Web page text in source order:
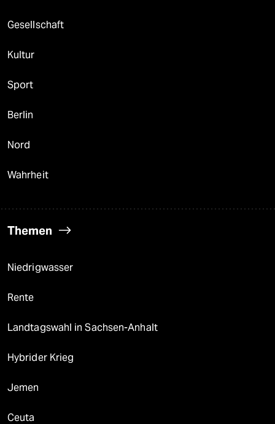
Gesellschaft
Kultur
Sport
Berlin
Nord
Wahrheit
Themen
Niedrigwasser
Rente
Landtagswahl in Sachsen-Anhalt
Hybrider Krieg
Jemen
Ceuta